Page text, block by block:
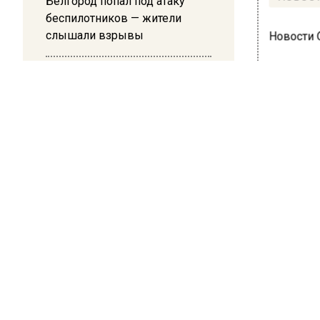
беспилотников — жители
слышали взрывы